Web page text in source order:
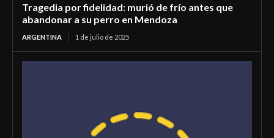
Tragedia por fidelidad: murió de frío antes que
abandonar a su perro en Mendoza
ARGENTINA 1 de julio de 2025